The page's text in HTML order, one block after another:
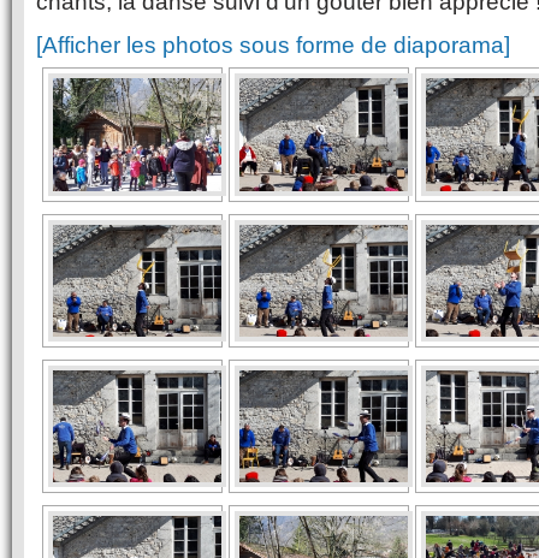
[Afficher les photos sous forme de diaporama]